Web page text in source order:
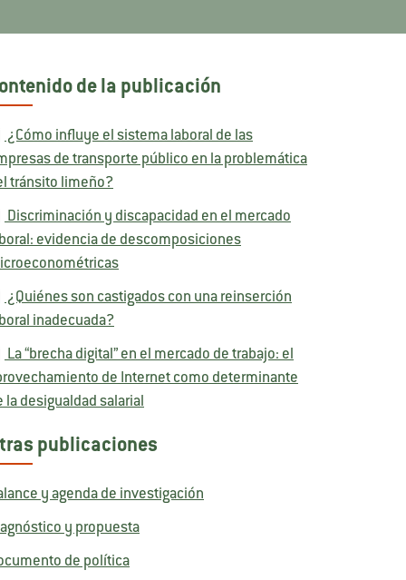
de la publicación
¿Cómo influye el sistema laboral de las
de transporte público en la problemática
tránsito limeño?
Discriminación y discapacidad en el mercado
evidencia de descomposiciones
¿Quiénes son castigados con una reinserción
inadecuada?
La “brecha digital” en el mercado de trabajo: el
de Internet como determinante
la desigualdad salarial
publicaciones
y agenda de investigación
y propuesta
de política